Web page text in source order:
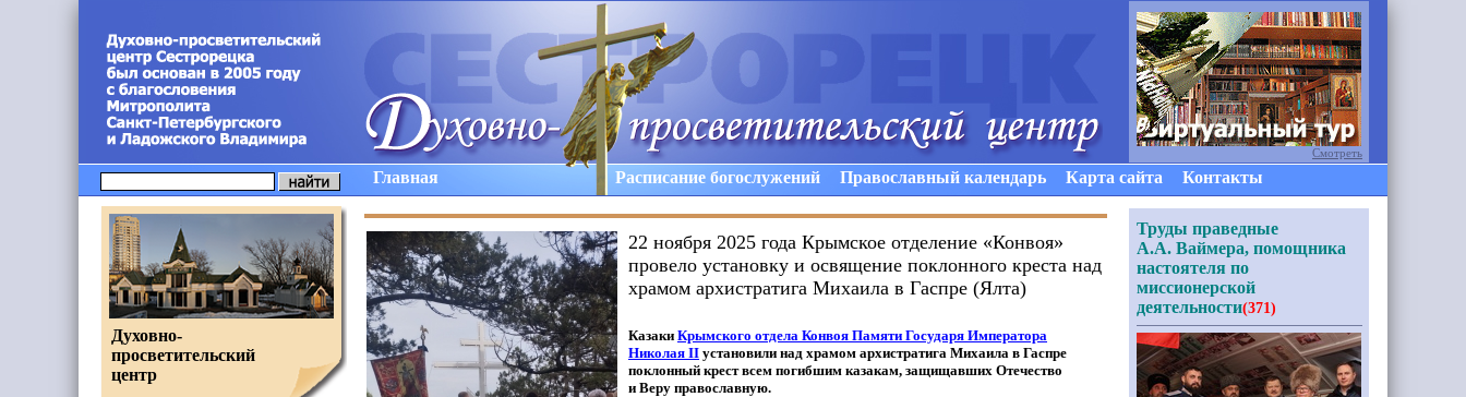
Главная Расписание богослужений Православный календарь Карта сайта Контакты
22 ноября 2025 года Крымское отделение «Конвоя»
провело установку и освящение поклонного креста над
храмом архистратига Михаила в Гаспре (Ялта)
Казаки Крымского отдела Конвоя Памяти Государя Императора
Николая II установили над храмом архистратига Михаила в Гаспре
поклонный крест всем погибшим казакам, защищавших Отечество
и Веру православную.
Духовно-
просветительский
центр
Смотреть
Труды праведные
А.А. Ваймера, помощника
настоятеля по
миссионерской
деятельности(371)